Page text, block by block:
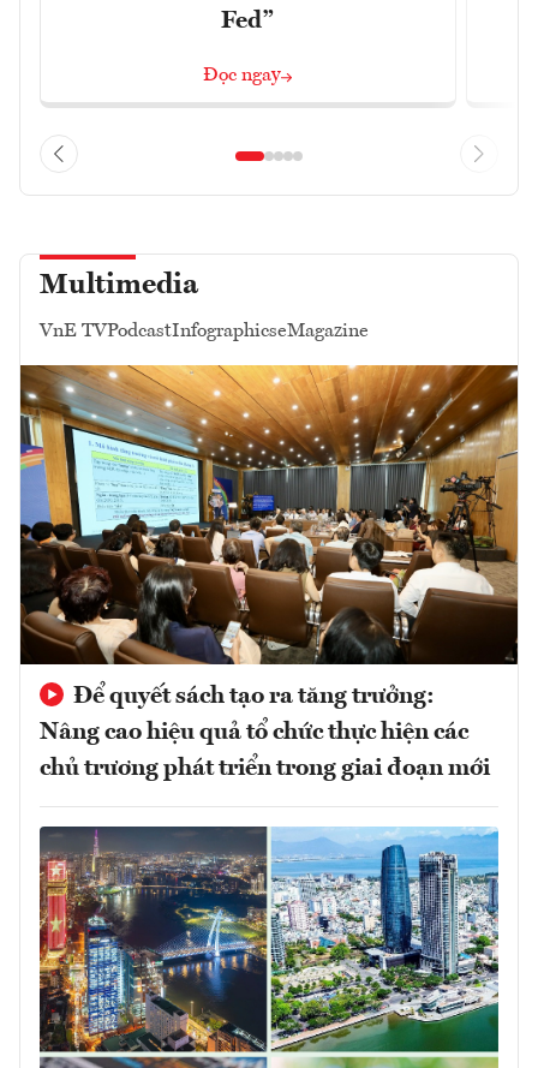
Fed”
Đọc ngay
Multimedia
VnE TVPodcastInfographicseMagazine
Để quyết sách tạo ra tăng trưởng:
Nâng cao hiệu quả tổ chức thực hiện các
chủ trương phát triển trong giai đoạn mới